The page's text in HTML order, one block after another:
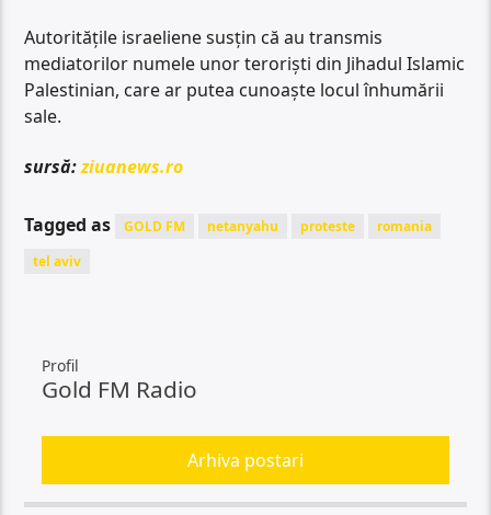
Autoritățile israeliene susțin că au transmis
mediatorilor numele unor teroriști din Jihadul Islamic
Palestinian, care ar putea cunoaște locul înhumării
sale.
sursă:ziuanews.ro
Tagged as GOLD FM netanyahu proteste
romania
tel aviv
Profil
Gold FM Radio
Arhiva postari